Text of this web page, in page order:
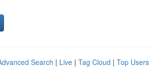
Search | Live | Tag Cloud | Top Users